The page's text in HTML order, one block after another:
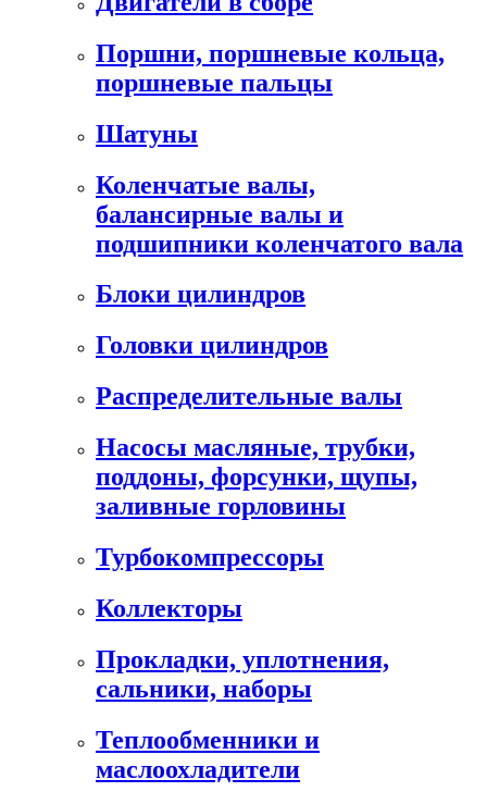
Поршни, поршневые кольца,
поршневые пальцы
Шатуны
Коленчатые валы,
балансирные валы и
подшипники коленчатого вала
Блоки цилиндров
Головки цилиндров
Распределительные валы
Насосы масляные, трубки,
поддоны, форсунки, щупы,
заливные горловины
Турбокомпрессоры
Коллекторы
Прокладки, уплотнения,
сальники, наборы
Теплообменники и
маслоохладители